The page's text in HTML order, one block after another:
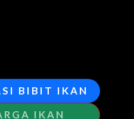
BIBIT IKAN
IKAN